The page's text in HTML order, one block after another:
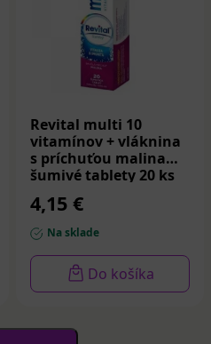
Revital multi 10
vitamínov + vláknina
s príchuťou malina
šumivé tablety 20 ks
4,15 €
Na sklade
Do košíka